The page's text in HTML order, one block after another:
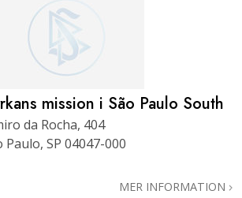
mission i São Paulo South
da Rocha, 404
SP 04047-000
MER INFORMATION